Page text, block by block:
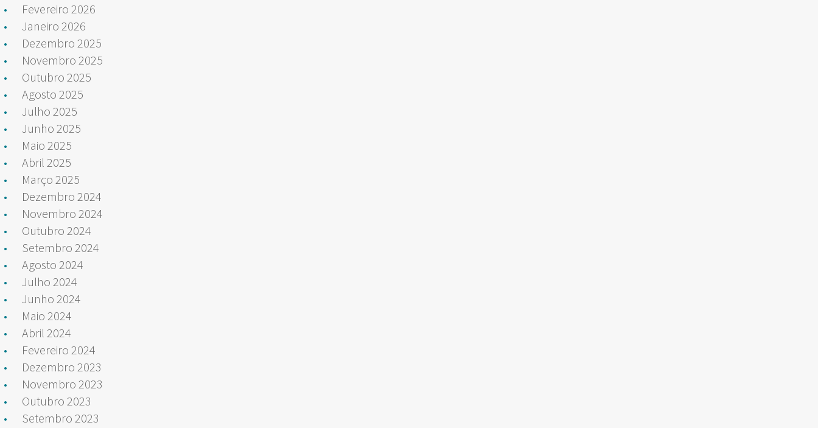
Fevereiro 2026
Janeiro 2026
Dezembro 2025
Novembro 2025
Outubro 2025
Agosto 2025
Julho 2025
Junho 2025
Maio 2025
Abril 2025
Março 2025
Dezembro 2024
Novembro 2024
Outubro 2024
Setembro 2024
Agosto 2024
Julho 2024
Junho 2024
Maio 2024
Abril 2024
Fevereiro 2024
Dezembro 2023
Novembro 2023
Outubro 2023
Setembro 2023